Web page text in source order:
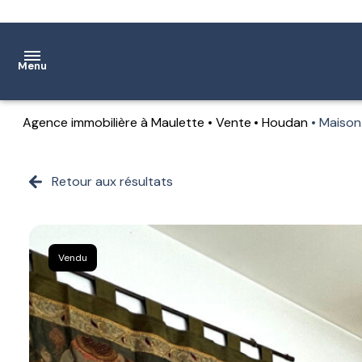
Menu
Ventes
Notre
agence
Estimation
Contact
Agence immobilière à Maulette Vente Houdan Maison
Retour aux résultats
Vendu